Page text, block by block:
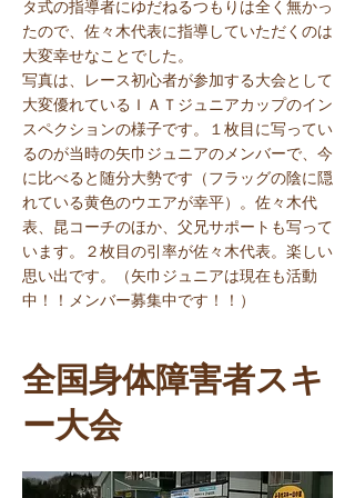
タ式の指導者にゆだねるつもりは全く無かっ
たので、佐々木代表に指導していただくのは
大変幸せなことでした。
写真は、レース初心者が参加する大会として
大変優れているＩＡＴジュニアカップのイン
スペクションの様子です。１枚目に写ってい
るのが当時の矢巾ジュニアのメンバーで、今
に比べると随分大勢です（フラッグの陰に隠
れている黄色のウエアが幸平）。佐々木代
表、昆コーチのほか、父兄サポートも写って
います。２枚目の引率が佐々木代表。楽しい
思い出です。（矢巾ジュニアは現在も活動
中！！メンバー募集中です！！）
全国身体障害者スキ
ー大会